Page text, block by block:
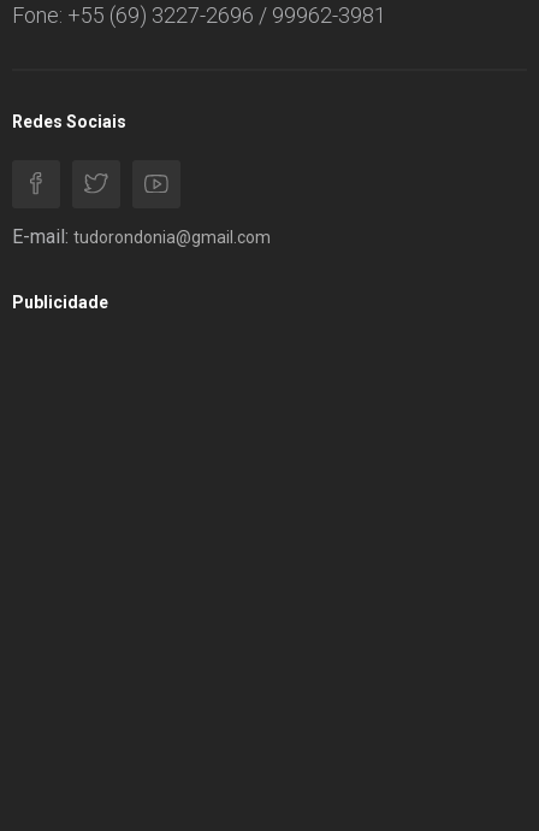
Fone: +55 (69) 3227-2696 / 99962-3981
Redes Sociais
E-mail: tudorondonia@gmail.com
Publicidade